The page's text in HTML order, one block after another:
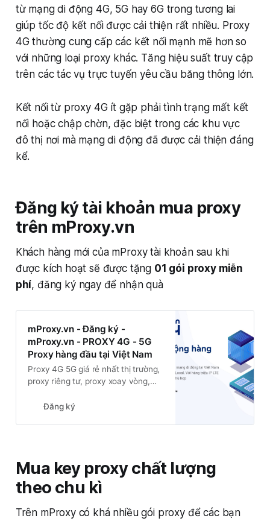
từ mạng di động 4G, 5G hay 6G trong tương lai
giúp tốc độ kết nối được cải thiện rất nhiều. Proxy
4G thường cung cấp các kết nối mạnh mẽ hơn so
với những loại proxy khác. Tăng hiệu suất truy cập
trên các tác vụ trực tuyến yêu cầu băng thông lớn.
Kết nối từ proxy 4G ít gặp phải tình trạng mất kết
nối hoặc chập chờn, đặc biệt trong các khu vực
đô thị nơi mà mạng di động đã được cải thiện đáng
kể.
Đăng ký tài khoản mua proxy
trên mProxy.vn
Khách hàng mới của mProxy tài khoản sau khi
được kích hoạt sẽ được tặng 01 gói proxy miễn
phí, đăng ký ngay để nhận quà
mProxy.vn - Đăng ký -
mProxy.vn - PROXY 4G - 5G
Proxy hàng đầu tại Việt Nam
Proxy 4G 5G giá rẻ nhất thị trường,
proxy riêng tư, proxy xoay vòng,
vinaphone, proxy sim wintel proxy
Đăng ký
Mua key proxy chất lượng
theo chu kì
Trên mProxy có khá nhiều gói proxy để các bạn